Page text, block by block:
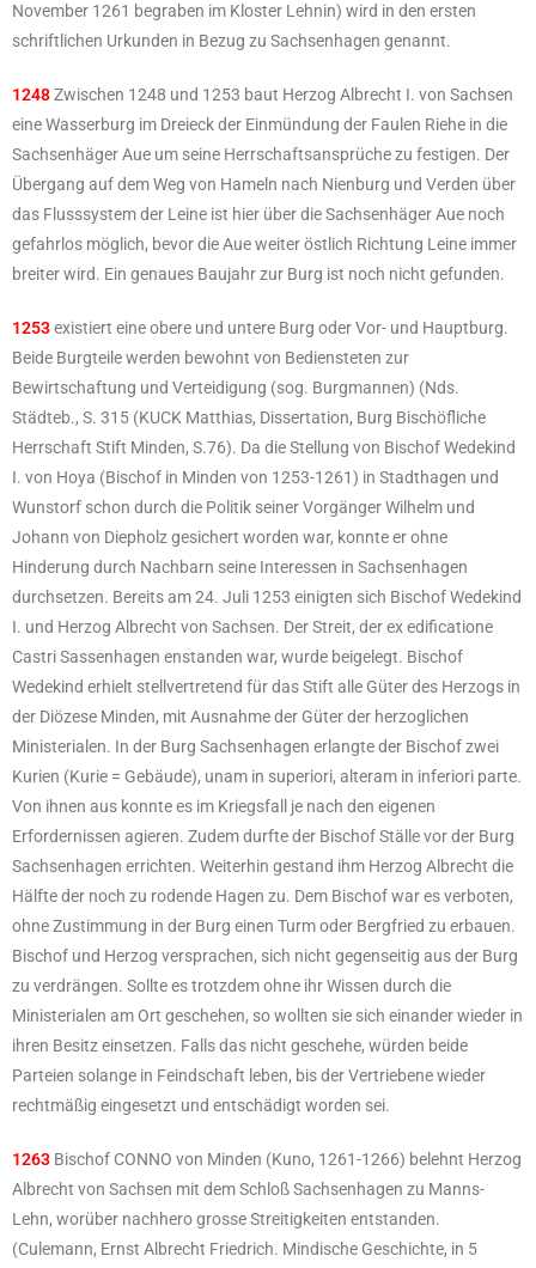
November 1261 begraben im Kloster Lehnin) wird in den ersten
schriftlichen Urkunden in Bezug zu Sachsenhagen genannt.
1248Zwischen 1248 und 1253 baut Herzog Albrecht I. von Sachsen
eine Wasserburg im Dreieck der Einmündung der Faulen Riehe in die
Sachsenhäger Aue um seine Herrschaftsansprüche zu festigen. Der
Übergang auf dem Weg von Hameln nach Nienburg und Verden über
das Flusssystem der Leine ist hier über die Sachsenhäger Aue noch
gefahrlos möglich, bevor die Aue weiter östlich Richtung Leine immer
breiter wird. Ein genaues Baujahr zur Burg ist noch nicht gefunden.
1253existiert eine obere und untere Burg oder Vor- und Hauptburg.
Beide Burgteile werden bewohnt von Bediensteten zur
Bewirtschaftung und Verteidigung (sog. Burgmannen) (Nds.
Städteb., S. 315 (KUCK Matthias, Dissertation, Burg Bischöfliche
Herrschaft Stift Minden, S.76). Da die Stellung von Bischof Wedekind
I. von Hoya (Bischof in Minden von 1253-1261) in Stadthagen und
Wunstorf schon durch die Politik seiner Vorgänger Wilhelm und
Johann von Diepholz gesichert worden war, konnte er ohne
Hinderung durch Nachbarn seine Interessen in Sachsenhagen
durchsetzen. Bereits am 24. Juli 1253 einigten sich Bischof Wedekind
I. und Herzog Albrecht von Sachsen. Der Streit, der ex edificatione
Castri Sassenhagen enstanden war, wurde beigelegt. Bischof
Wedekind erhielt stellvertretend für das Stift alle Güter des Herzogs in
der Diözese Minden, mit Ausnahme der Güter der herzoglichen
Ministerialen. In der Burg Sachsenhagen erlangte der Bischof zwei
Kurien (Kurie = Gebäude), unam in superiori, alteram in inferiori parte.
Von ihnen aus konnte es im Kriegsfall je nach den eigenen
Erfordernissen agieren. Zudem durfte der Bischof Ställe vor der Burg
Sachsenhagen errichten. Weiterhin gestand ihm Herzog Albrecht die
Hälfte der noch zu rodende Hagen zu. Dem Bischof war es verboten,
ohne Zustimmung in der Burg einen Turm oder Bergfried zu erbauen.
Bischof und Herzog versprachen, sich nicht gegenseitig aus der Burg
zu verdrängen. Sollte es trotzdem ohne ihr Wissen durch die
Ministerialen am Ort geschehen, so wollten sie sich einander wieder in
ihren Besitz einsetzen. Falls das nicht geschehe, würden beide
Parteien solange in Feindschaft leben, bis der Vertriebene wieder
rechtmäßig eingesetzt und entschädigt worden sei.
1263 Bischof CONNO von Minden (Kuno, 1261-1266) belehnt Herzog
Albrecht von Sachsen mit dem Schloß Sachsenhagen zu Manns-
Lehn, worüber nachhero grosse Streitigkeiten entstanden.
(Culemann, Ernst Albrecht Friedrich. Mindische Geschichte, in 5